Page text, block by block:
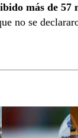
más de 57
no se